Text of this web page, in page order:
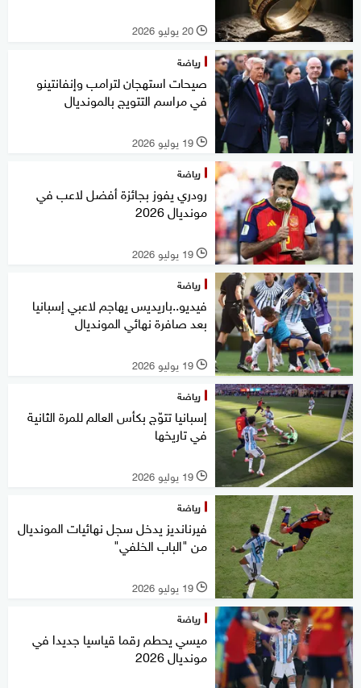
l 20 يوليو 2026
رياضة
صيحات استهجان لترامب وإنفانتينو
في مراسم التتويج بالمونديال
l 19 يوليو 2026
رياضة
رودري يفوز بجائزة أفضل لاعب في
مونديال 2026
l 19 يوليو 2026
رياضة
فيديو..باريديس يهاجم لاعبي إسبانيا
بعد صافرة نهائي المونديال
l 19 يوليو 2026
رياضة
إسبانيا تتوّج بكأس العالم للمرة الثانية
في تاريخها
l 19 يوليو 2026
رياضة
فيرنانديز يدخل سجل نهائيات المونديال
من "الباب الخلفي"
l 19 يوليو 2026
رياضة
ميسي يحطم رقما قياسيا جديدا في
مونديال 2026